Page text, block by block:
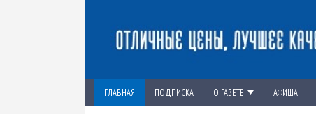
ГЛАВНАЯ ПОДПИСКА О ГАЗЕТЕ АФИША